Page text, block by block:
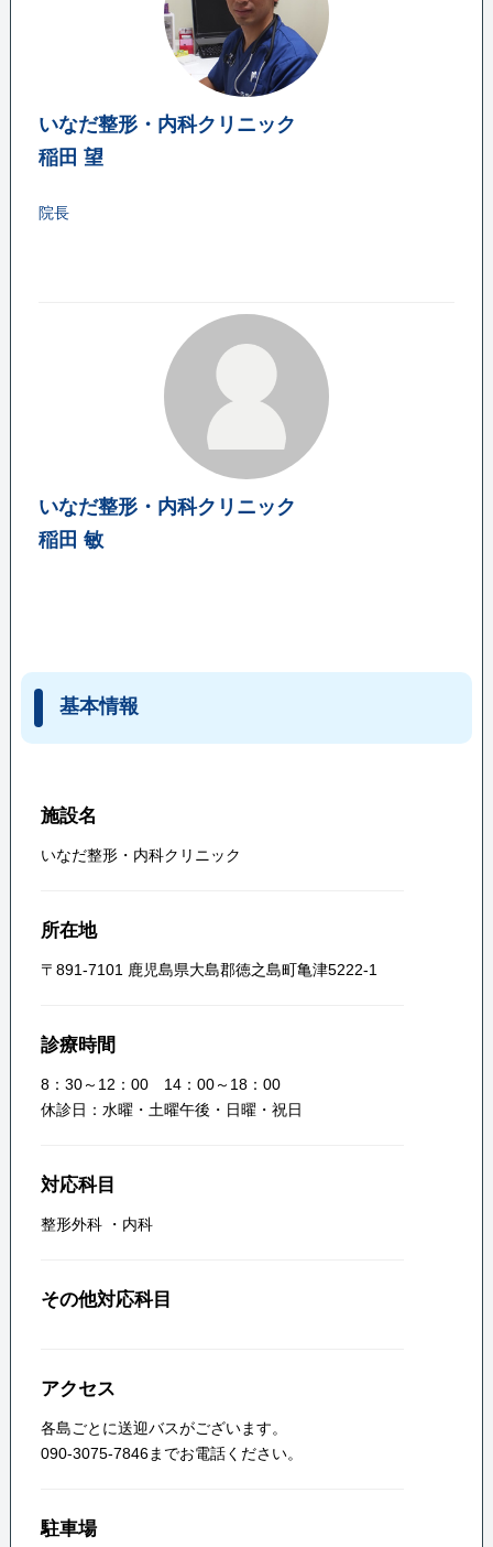
いなだ整形・内科クリニック
稲田 望
院長
いなだ整形・内科クリニック
稲田 敏
基本情報
施設名
いなだ整形・内科クリニック
所在地
〒891-7101 鹿児島県大島郡徳之島町亀津5222-1
診療時間
8：30～12：00 14：00～18：00
休診日：水曜・土曜午後・日曜・祝日
対応科目
整形外科 ・ 内科
その他対応科目
アクセス
各島ごとに送迎バスがございます。
090-3075-7846までお電話ください。
駐車場